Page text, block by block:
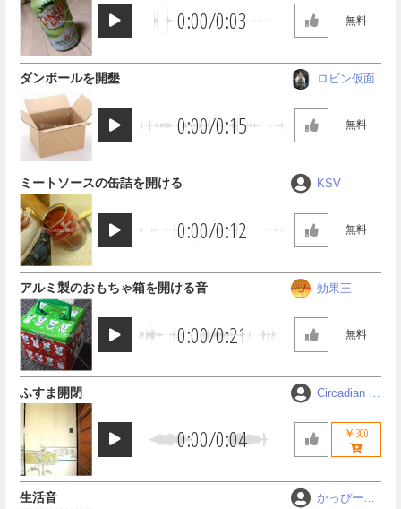
0:00/0:03 無料
0:00/0:15
ダンボールを開墾 ロビン仮面
無料
0:00/0:12
ミートソースの缶詰を開ける KSV
無料
0:00/0:21
アルミ製のおもちゃ箱を開ける音 効果王
無料
0:00/0:04
ふすま開閉
Circadian R
￥300
生活音
かっぴーMA